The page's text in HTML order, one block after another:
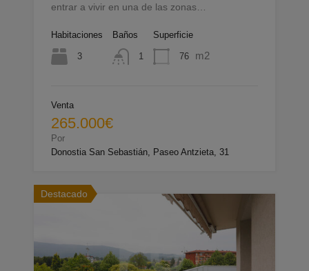
entrar a vivir en una de las zonas…
Habitaciones
3
Baños
1
Superficie
76 m2
Venta
265.000€
Por
Donostia San Sebastián, Paseo Antzieta, 31
Destacado